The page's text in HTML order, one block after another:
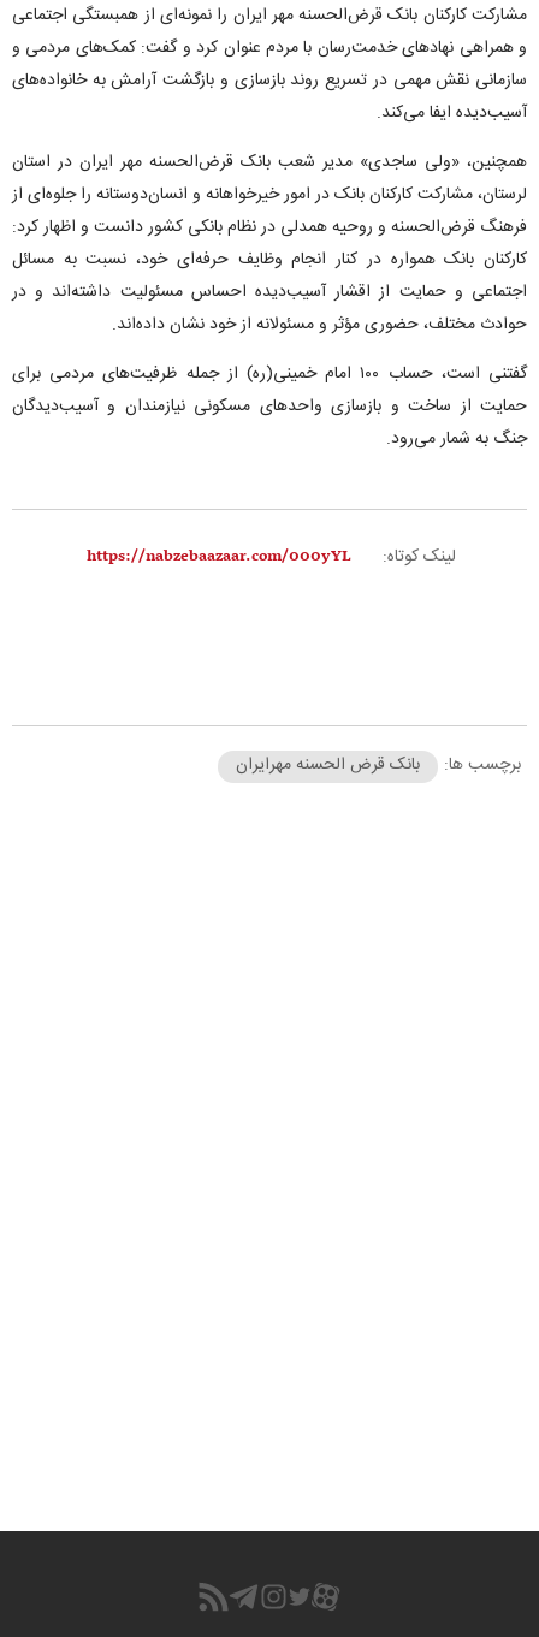
مشارکت کارکنان بانک قرض‌الحسنه مهر ایران را نمونه‌ای از همبستگی اجتماعی
و همراهی نهادهای خدمت‌رسان با مردم عنوان کرد و گفت: کمک‌های مردمی و
سازمانی نقش مهمی در تسریع روند بازسازی و بازگشت آرامش به خانواده‌های
آسیب‌دیده ایفا می‌کند.
همچنین، «ولی ساجدی» مدیر شعب بانک قرض‌الحسنه مهر ایران در استان
لرستان، مشارکت کارکنان بانک در امور خیرخواهانه و انسان‌دوستانه را جلوه‌ای از
فرهنگ قرض‌الحسنه و روحیه همدلی در نظام بانکی کشور دانست و اظهار کرد:
کارکنان بانک همواره در کنار انجام وظایف حرفه‌ای خود، نسبت به مسائل
اجتماعی و حمایت از اقشار آسیب‌دیده احساس مسئولیت داشته‌اند و در
حوادث مختلف، حضوری مؤثر و مسئولانه از خود نشان داده‌اند.
گفتنی است، حساب ۱۰۰ امام خمینی(ره) از جمله ظرفیت‌های مردمی برای
حمایت از ساخت و بازسازی واحدهای مسکونی نیازمندان و آسیب‌دیدگان
جنگ به شمار می‌رود.
لینک کوتاه:
برچسب ها: بانک قرض الحسنه مهرایران